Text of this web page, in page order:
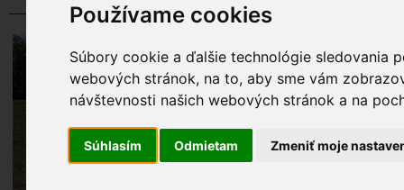
Používame cookies
Súbory cookie a ďalšie technológie sledovania
webových stránok, na to, aby sme vám
návštevnosti našich webových stránok a na
Súhlasím Odmietam Zmeniť moje
KÓD TML
Janák Milan